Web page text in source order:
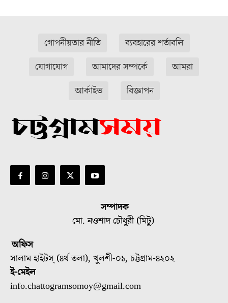
গোপনীয়তার নীতি
ব্যবহারের শর্তাবলি
যোগাযোগ
আমাদের সম্পর্কে
আমরা
আর্কাইভ
বিজ্ঞাপন
সম্পাদক
মো. নওশাদ চৌধুরী (মিটু)
অফিস
সালাম হাইটস্ (৪র্থ তলা), খুলশী-০১, চট্টগ্রাম-৪২০২
ই-মেইল
info.chattogramsomoy@gmail.com